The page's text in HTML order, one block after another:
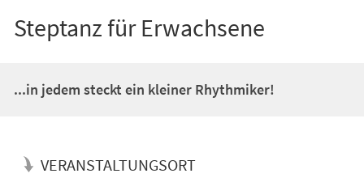
Steptanz für Erwachsene
...in jedem steckt ein kleiner Rhythmiker!
VERANSTALTUNGSORT